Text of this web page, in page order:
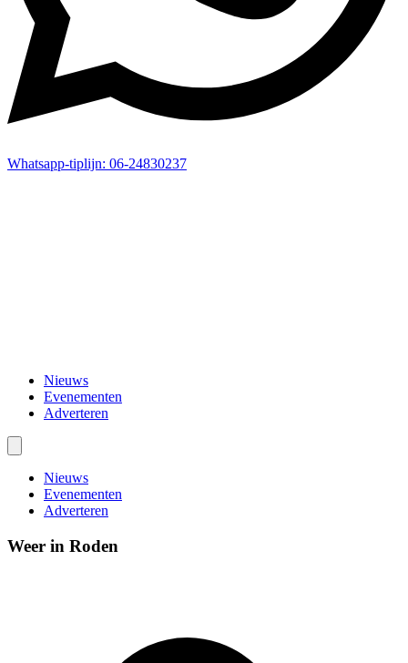
Whatsapp-tiplijn: 06-24830237
Nieuws
Evenementen
Adverteren
Nieuws
Evenementen
Adverteren
Weer in Roden